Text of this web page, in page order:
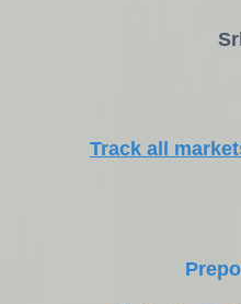
Track all